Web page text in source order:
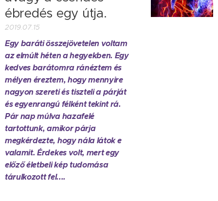
ébredés egy útja.
2019.07.15
Egy baráti összejövetelen voltam
az elmúlt héten a hegyekben. Egy
kedves barátomra ránéztem és
mélyen éreztem, hogy mennyire
nagyon szereti és tiszteli a párját
és egyenrangú félként tekint rá.
Pár nap múlva hazafelé
tartottunk, amikor párja
megkérdezte, hogy nála látok e
valamit. Érdekes volt, mert egy
előző életbeli kép tudomása
tárulkozott fel....